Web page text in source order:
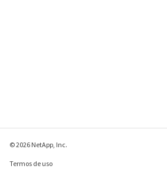
© 2026 NetApp, Inc.
Termos de uso